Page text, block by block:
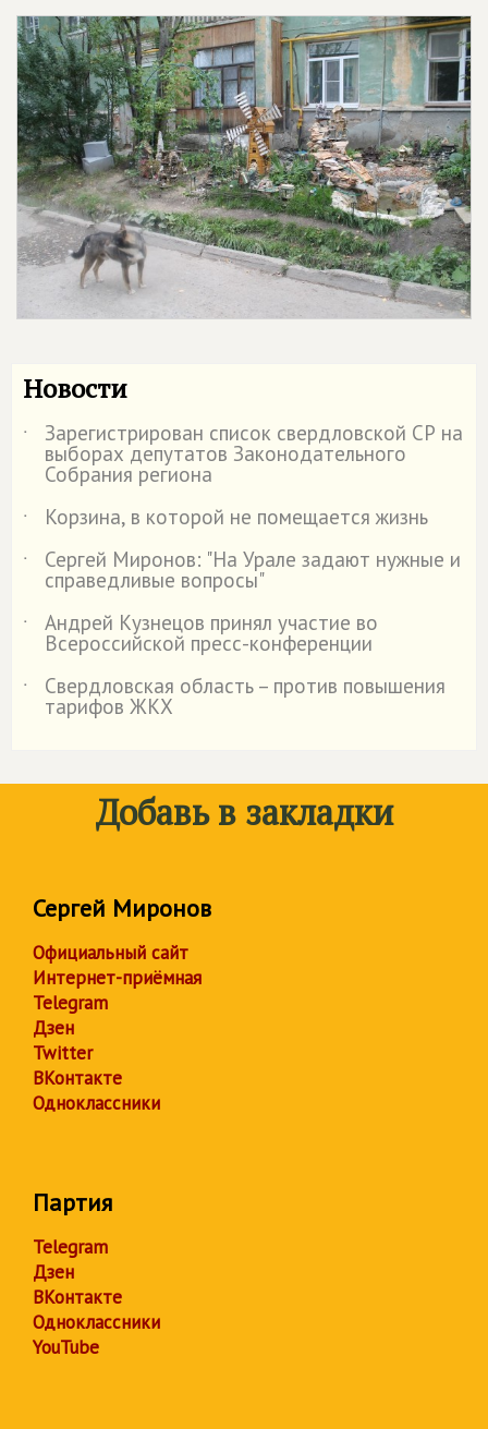
Новости
˙ Зарегистрирован список свердловской СР на
выборах депутатов Законодательного
Собрания региона
˙
Корзина, в которой не помещается жизнь
˙
Сергей Миронов: "На Урале задают нужные и
справедливые вопросы"
˙
Андрей Кузнецов принял участие во
Всероссийской пресс-конференции
˙
Свердловская область – против повышения
тарифов ЖКХ
Добавь в закладки
Сергей Миронов
Официальный сайт
Интернет-приёмная
Telegram
Дзен
Twitter
ВКонтакте
Одноклассники
Партия
Telegram
Дзен
ВКонтакте
Одноклассники
YouTube